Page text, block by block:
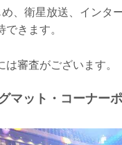
、衛星放送、インタ
きます。
審査がございます。
マット・コーナー